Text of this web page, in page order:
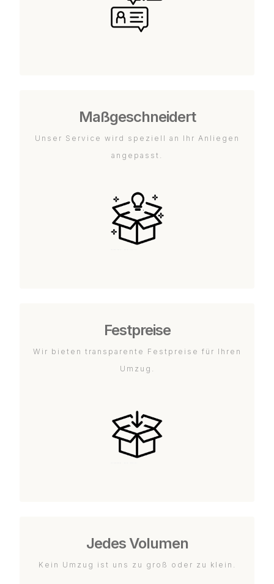
Maßgeschneidert
Unser Service wird speziell an Ihr Anliegen
angepasst.
Festpreise
Wir bieten transparente Festpreise für Ihren
Umzug.
Jedes Volumen
Kein Umzug ist uns zu groß oder zu klein.